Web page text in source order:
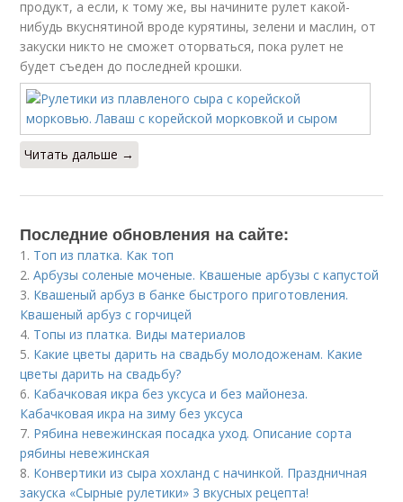
продукт, а если, к тому же, вы начините рулет какой-
нибудь вкуснятиной вроде курятины, зелени и маслин, от
закуски никто не сможет оторваться, пока рулет не
будет съеден до последней крошки.
Читать дальше →
Последние обновления на сайте:
1. Топ из платка. Как топ
2.Арбузы соленые моченые. Квашеные арбузы с капустой
3. Квашеный арбуз в банке быстрого приготовления.
Квашеный арбуз с горчицей
4. Топы из платка. Виды материалов
5. Какие цветы дарить на свадьбу молодоженам. Какие
цветы дарить на свадьбу?
6. Кабачковая икра без уксуса и без майонеза.
Кабачковая икра на зиму без уксуса
7. Рябина невежинская посадка уход. Описание сорта
рябины невежинская
8. Конвертики из сыра хохланд с начинкой. Праздничная
закуска «Сырные рулетики» 3 вкусных рецепта!